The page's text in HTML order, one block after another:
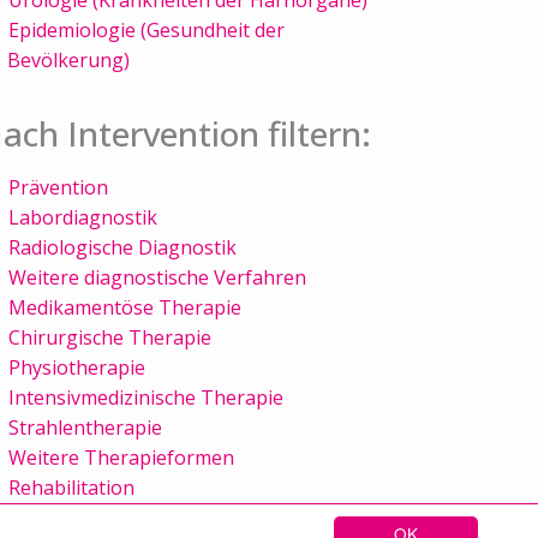
OK
Epidemiologie (Gesundheit der
Bevölkerung)
Intervention filtern:
Prävention
Labordiagnostik
Radiologische Diagnostik
Weitere diagnostische Verfahren
Medikamentöse Therapie
Chirurgische Therapie
Physiotherapie
Intensivmedizinische Therapie
Strahlentherapie
Weitere Therapieformen
Rehabilitation